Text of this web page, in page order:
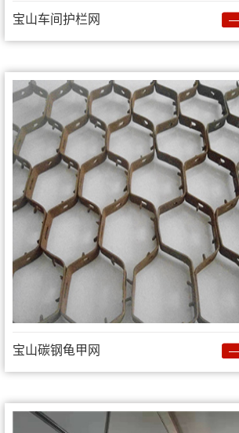
宝山车间护栏网
宝山碳钢龟甲网